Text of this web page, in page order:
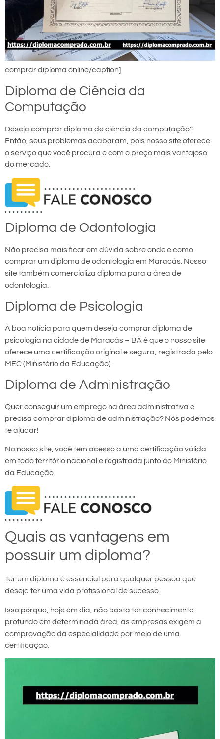
comprar diploma online/caption]
Diploma de Ciência da
Computação
Deseja comprar diploma de ciência da computação?
Então, seus problemas acabaram, pois nosso site oferece
o serviço que você procura e com o preço mais vantajoso
do mercado.
Diploma de Odontologia
Não precisa mais ficar em dúvida sobre onde e como
comprar um diploma de odontologia em Maracás. Nosso
site também comercializa diploma para a área de
odontologia.
Diploma de Psicologia
A boa notícia para quem deseja comprar diploma de
psicologia na cidade de Maracás – BA é que o nosso site
oferece uma certificação original e segura, registrada pelo
MEC (Ministério da Educação).
Diploma de Administração
Quer conseguir um emprego na área administrativa e
precisa comprar diploma de administração? Nós podemos
te ajudar!
No nosso site, você tem acesso a uma certificação válida
em todo território nacional e registrada junto ao Ministério
da Educação.
Quais as vantagens em
possuir um diploma?
Ter um diploma é essencial para qualquer pessoa que
deseja ter uma vida profissional de sucesso.
Isso porque, hoje em dia, não basta ter conhecimento
profundo em determinada área, as empresas exigem a
comprovação da especialidade por meio de uma
certificação.